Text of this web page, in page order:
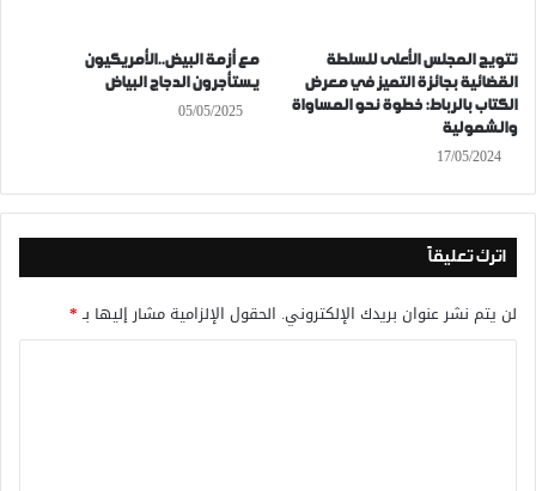
تتويج المجلس الأعلى للسلطة
القضائية بجائزة التميز في معرض
الكتاب بالرباط: خطوة نحو المساواة
والشمولية
17/05/2024
مع أزمة البيض..الأمريكيون
يستأجرون الدجاج البياض
05/05/2025
اترك تعليقاً
لن يتم نشر عنوان بريدك الإلكتروني. الحقول الإلزامية مشار إليها بـ*